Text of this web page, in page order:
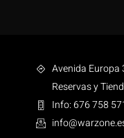
Avenida Europa
Reservas y
Info: 676 758